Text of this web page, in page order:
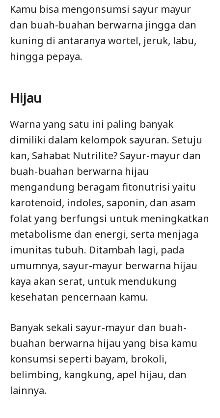
Kamu bisa mengonsumsi sayur mayur
dan buah-buahan berwarna jingga dan
kuning di antaranya wortel, jeruk, labu,
hingga pepaya.
Hijau
Warna yang satu ini paling banyak
dimiliki dalam kelompok sayuran. Setuju
kan, Sahabat Nutrilite? Sayur-mayur dan
buah-buahan berwarna hijau
mengandung beragam fitonutrisi yaitu
karotenoid, indoles, saponin, dan asam
folat yang berfungsi untuk meningkatkan
metabolisme dan energi, serta menjaga
imunitas tubuh. Ditambah lagi, pada
umumnya, sayur-mayur berwarna hijau
kaya akan serat, untuk mendukung
kesehatan pencernaan kamu.
Banyak sekali sayur-mayur dan buah-
buahan berwarna hijau yang bisa kamu
konsumsi seperti bayam, brokoli,
belimbing, kangkung, apel hijau, dan
lainnya.